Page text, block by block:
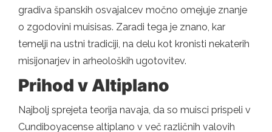
gradiva španskih osvajalcev močno omejuje znanje
o zgodovini muisisas. Zaradi tega je znano, kar
temelji na ustni tradiciji, na delu kot kronisti nekaterih
misijonarjev in arheoloških ugotovitev.
Prihod v Altiplano
Najbolj sprejeta teorija navaja, da so muisci prispeli v
Cundiboyacense altiplano v več različnih valovih